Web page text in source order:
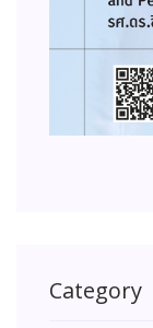
Category